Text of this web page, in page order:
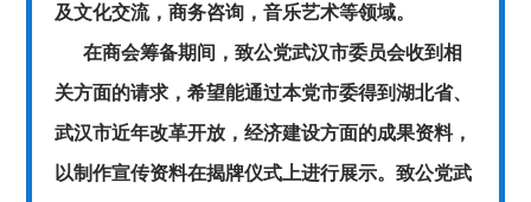
及文化交流，商务咨询，音乐艺术等领域。
在商会筹备期间，致公党武汉市委员会收到相
关方面的请求，希望能通过本党市委得到湖北省、
武汉市近年改革开放，经济建设方面的成果资料，
以制作宣传资料在揭牌仪式上进行展示。致公党武